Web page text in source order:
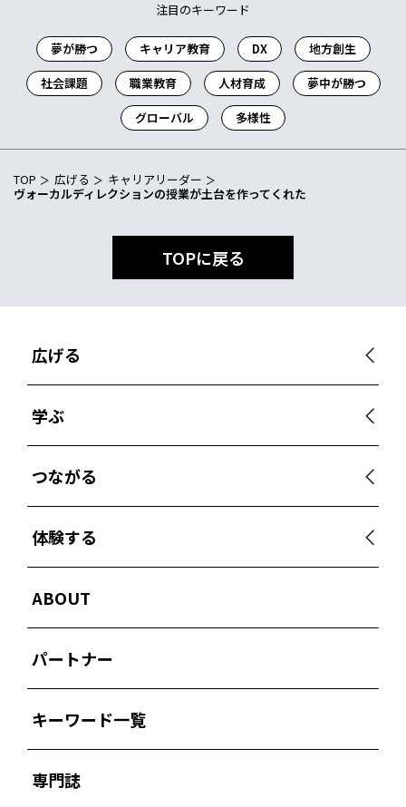
注目のキーワード
夢が勝つ キャリア教育 DX
地方創生
社会課題
職業教育 人材育成
夢中が勝つ
グローバル
多様性
TOP 広げる
キャリアリーダー
ヴォーカルディレクションの授業が土台を作ってくれた
TOPに戻る
広げる
学ぶ
つながる
体験する
ABOUT
パートナー
キーワード一覧
専門誌